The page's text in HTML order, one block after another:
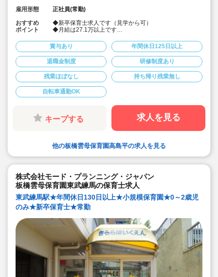
雇用形態
正社員(常勤)
おすすめ
ポイント
◆新卒保育士求人です（見学から可）
◆月給は27.1万以上です
連休）も取得可能です♪
◆雲母保育園は60名以下のコンパクトなサイズの園にな
ります
◆仕事もプライベートも両立出来ます。
◆残業少な目です（サービス残業・持ち帰り業務をしな
い仕組みになっています。平均残業 月4.7時間！）
◆行事は最低限です！行事に追われることはありませ
ん。
◆日々の保育を大切に楽しくお仕事出来ます（行事準
備・書き物類軽減されています）
◆ピアノが弾けなくてOKです。（得意分野を活かして頂
く方針です
◆保育以外の業務量が不安な方も安心です。（ICTシステ
ム導入で業務効率化が図れています）
輩社員が徹底サポートします）
◆ベネフィットステーション（飲食店,宿泊・レジャー施
設などの割引）
◆永年勤続表彰（勤続10年を迎える正社員に、賞与とリ
フレッシュ休暇が出ます）
◆退職金制度あり
◆職員同士の協力を大切にしています！保育経験がな
い、ブランクが有る方もOK（先輩スタッフがサポートし
賞与あり 年間休日125日以上
退職金制度 研修制度あり
残業ほぼなし 持ち帰り残業無し
自転車通勤OK
キープする 求人を見る
他の板橋雲母保育園高島平の求人を見る
株式会社モード・プランニング・ジャパン
板橋雲母保育園東武練馬の保育士求人
東武練馬駅★年間休日130日以上★小規模保育園★0～2歳児
のみ★新卒保育士★常勤